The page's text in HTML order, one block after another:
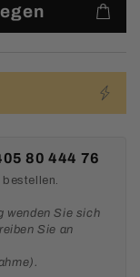
80 444 76
wenden Sie sich
Sie an